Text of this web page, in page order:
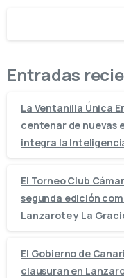
Entradas
La Ventanilla Única
centenar de nuevas
integra la
El Torneo Club
segunda edición
Lanzarote y La
El Gobierno de
clausuran en